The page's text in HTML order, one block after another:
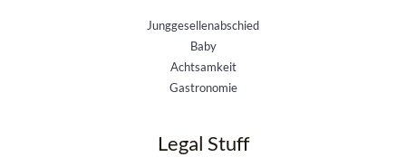
Junggesellenabschied
Baby
Achtsamkeit
Gastronomie
Legal Stuff